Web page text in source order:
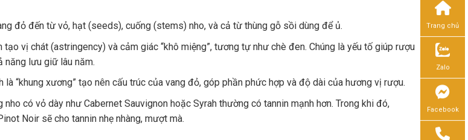
đỏ đến từ vỏ, hạt (seeds), cuống (stems) nho, và cả từ thùng gỗ sồi dùng để ủ.
tạo vị chát (astringency) và cảm giác “khô miệng”, tương tự như chè đen. Chúng là yếu tố giúp rượu
năng lưu giữ lâu năm.
là “khung xương” tạo nên cấu trúc của vang đỏ, góp phần phức hợp và độ dài của hương vị rượu.
nho có vỏ dày như Cabernet Sauvignon hoặc Syrah thường có tannin mạnh hơn. Trong khi đó,
Noir sẽ cho tannin nhẹ nhàng, mượt mà.
Trang chủ
Zalo
Facebook